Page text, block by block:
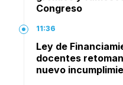
Congreso
11:36
Ley de
docentes
nuevo